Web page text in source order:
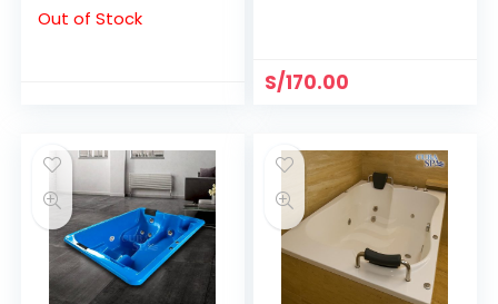
Out of Stock
S/170.00